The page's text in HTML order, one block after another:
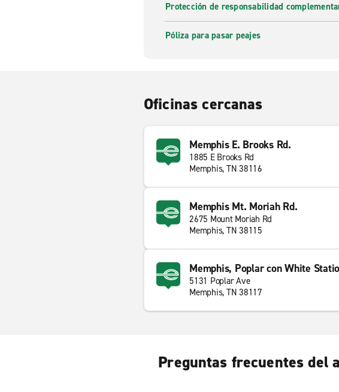
Protección de responsabilidad
Póliza para pasar peajes
Oficinas cercanas
Memphis E. Brooks Rd.
1885 E Brooks Rd
Memphis, TN 38116
Memphis Mt. Moriah Rd.
2675 Mount Moriah Rd
Memphis, TN 38115
Memphis, Poplar con White
5131 Poplar Ave
Memphis, TN 38117
Preguntas frecuentes del